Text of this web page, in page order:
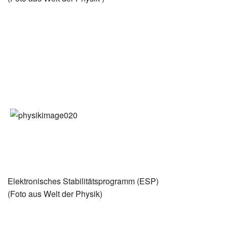
Elektronisches Stabilitätsprogramm (ESP)
(Foto aus Welt der Physik)